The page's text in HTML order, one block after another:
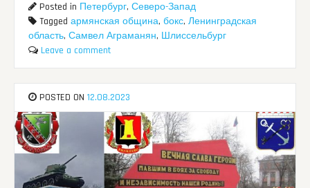
Posted in Петербург,Северо-Запад
Taggedармянская община,бокс,Ленинградская
область,Самвел Аграманян, Шлиссельбург
Leave a comment
POSTED ON12.08.2023